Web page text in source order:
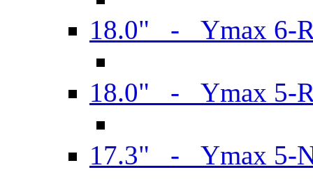
18.0" - Ymax 6-
18.0" - Ymax 5-
17.3" - Ymax 5-